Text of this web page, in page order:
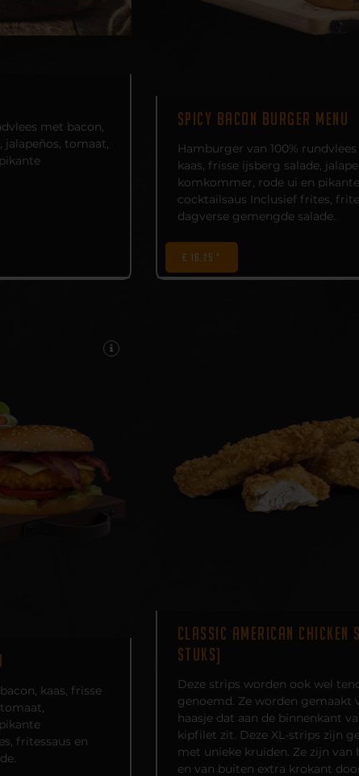
met bacon,
jalapeños, tomaat,
SPICY BACON BURGER MENU
Hamburger van 100%
kaas, frisse ijsberg salade,
komkommer, rode ui en pikante
cocktailsaus Inclusief frites,
dagverse gemengde salade.
€ 16,25 *
kaas, frisse
fritessaus en
CLASSIC AMERICAN CHICKEN
STUKS)
Deze strips worden ook wel
genoemd. Ze worden gemaakt
haasje dat aan de binnenkant
kipfilet zit. Deze XL-strips zijn
met unieke kruiden. Ze zijn van
en van buiten extra krokant